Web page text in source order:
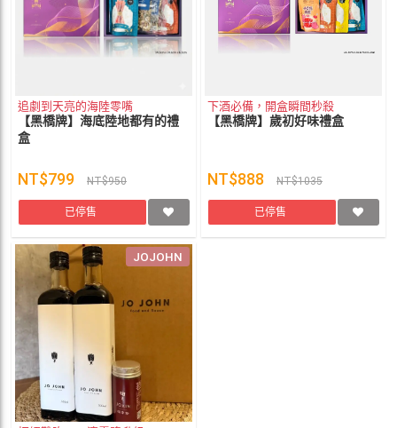
追劇到天亮的海陸零嘴
【黑橋牌】海底陸地都有的禮
盒
NT$799 NT$950
已停售
下酒必備，開盒瞬間秒殺
【黑橋牌】歲初好味禮盒
NT$888 NT$1035
已停售
JOJOHN